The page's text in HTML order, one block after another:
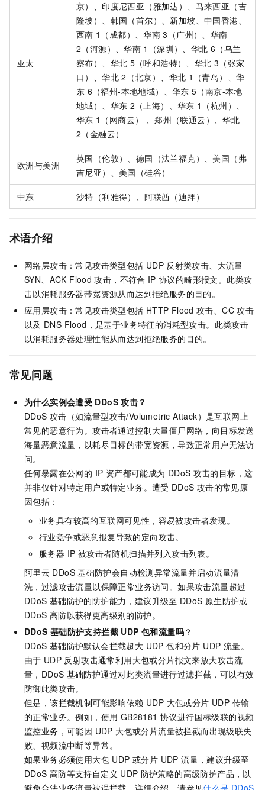
亚太
京）、印度尼西亚（雅加达）、马来西亚（吉
隆坡）、韩国（首尔）、新加坡、中国香港、
西南 1（成都）、华南 3（广州）、华南
2（河源）、华南 1（深圳）、华北 6（乌兰
察布）、华北 5（呼和浩特）、华北 3（张家
口）、华北 2（北京）、华北 1（青岛）、华
东 6（福州-本地地域）、华东 5（南京-本地
地域）、华东 2（上海）、华东 1（杭州）
华东 1（网商云） 、郑州（联通云）、华北
2（金融云）
欧洲与美洲
英国（伦敦）、德国（法兰福克）、美国（弗
吉尼亚）、美国（硅谷）
中东 沙特（利雅得）、阿联酋（迪拜）
术语介绍
网络层攻击：常见攻击类型包括 UDP 反射类攻击、大流量
SYN、ACK Flood 攻击，不符合 IP 协议的畸形报文。此类攻
击以消耗服务器带宽资源从而达到拒绝服务的目的。
应用层攻击：常见攻击类型包括 HTTP Flood 攻击、CC 攻击
以及 DNS Flood，是基于业务特征的消耗型攻击。此类攻击
以消耗服务器处理性能从而达到拒绝服务的目的。
常见问题
为什么实例会遭受 DDoS 攻击？
DDoS 攻击（如流量型攻击/Volumetric Attack）是互联网上
常见的恶意行为。攻击者通过控制大量僵尸网络，向目标发送
海量恶意流量，以耗尽目标的带宽资源，导致正常用户无法访
问。
任何暴露在公网的 IP 资产都可能成为 DDoS 攻击的目标，这
并非仅针对特定用户或特定业务。遭受 DDoS 攻击的常见原
因包括：
业务具有较高的互联网可见性，容易被攻击者发现。
行业竞争或恶意报复导致的定向攻击。
服务器 IP 被攻击者随机扫描并列入攻击列表。
阿里云 DDoS 基础防护会自动检测异常流量并启动流量清
洗，过滤攻击流量以保障正常业务访问。如果攻击流量超过
DDoS 基础防护的防护能力，建议升级至 DDoS 原生防护或
DDoS 高防以获得更高级别的防护。
DDoS 基础防护支持拦截 UDP 包和流量吗 ？
DDoS 基础防护默认会拦截超大 UDP 包和分片 UDP 流量。
由于 UDP 反射攻击通常利用大包或分片报文来放大攻击流
量，DDoS 基础防护通过对此类流量进行过滤拦截，可以有效
防御此类攻击。
但是，该拦截机制可能影响依赖 UDP 大包或分片 UDP 传输
的正常业务。例如，使用 GB28181 协议进行国标级联的视频
监控业务，可能因 UDP 大包或分片流量被拦截而出现级联失
败、视频流中断等异常。
如果业务必须使用大包 UDP 或分片 UDP 流量，建议升级至
DDoS 高防等支持自定义 UDP 防护策略的高级防护产品，以
避免合法业务流量被误拦截。详细介绍，请参见什么是 DDoS